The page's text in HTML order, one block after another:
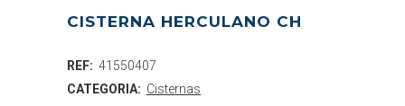
CISTERNA HERCULANO CH
REF: 41550407
CATEGORIA: Cisternas